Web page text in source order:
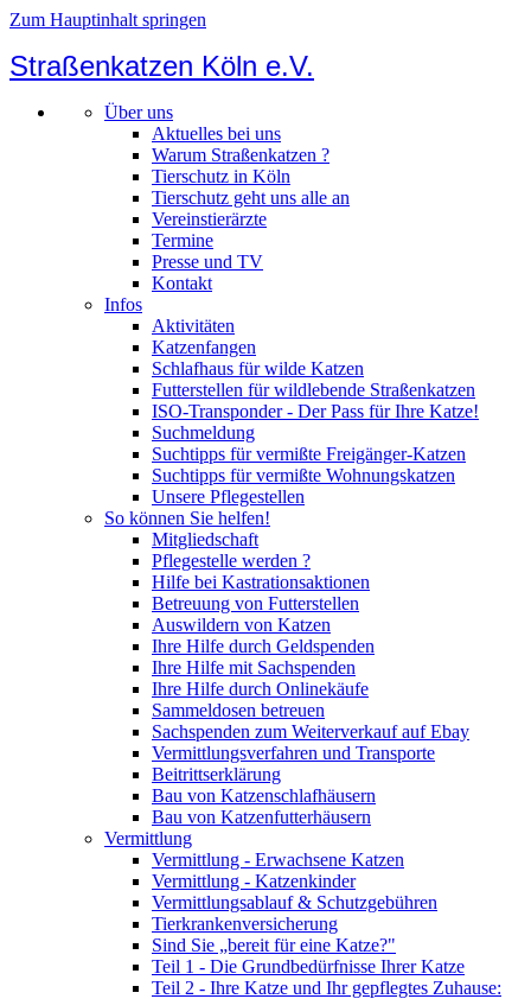
Zum Hauptinhalt springen
Straßenkatzen Köln e.V.
Über uns
Aktuelles bei uns
Warum Straßenkatzen ?
Tierschutz in Köln
Tierschutz geht uns alle an
Vereinstierärzte
Termine
Presse und TV
Kontakt
Infos
Aktivitäten
Katzenfangen
Schlafhaus für wilde Katzen
Futterstellen für wildlebende Straßenkatzen
ISO-Transponder - Der Pass für Ihre Katze!
Suchmeldung
Suchtipps für vermißte Freigänger-Katzen
Suchtipps für vermißte Wohnungskatzen
Unsere Pflegestellen
So können Sie helfen!
Mitgliedschaft
Pflegestelle werden ?
Hilfe bei Kastrationsaktionen
Betreuung von Futterstellen
Auswildern von Katzen
Ihre Hilfe durch Geldspenden
Ihre Hilfe mit Sachspenden
Ihre Hilfe durch Onlinekäufe
Sammeldosen betreuen
Sachspenden zum Weiterverkauf auf Ebay
Vermittlungsverfahren und Transporte
Beitrittserklärung
Bau von Katzenschlafhäusern
Bau von Katzenfutterhäusern
Vermittlung
Vermittlung - Erwachsene Katzen
Vermittlung - Katzenkinder
Vermittlungsablauf & Schutzgebühren
Tierkrankenversicherung
Sind Sie „bereit für eine Katze?"
Teil 1 - Die Grundbedürfnisse Ihrer Katze
Teil 2 - Ihre Katze und Ihr gepflegtes Zuhause: